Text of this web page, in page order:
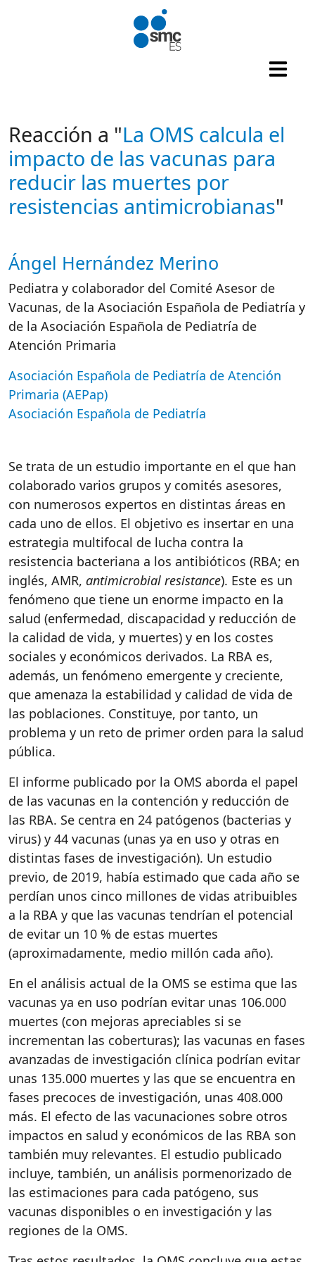
Pasar al contenido principal
Reacción a "La OMS calcula el
impacto de las vacunas para
reducir las muertes por
resistencias antimicrobianas"
Autor/es reacciones
Ángel Hernández Merino
Pediatra y colaborador del Comité Asesor de
Vacunas, de la Asociación Española de Pediatría y
de la Asociación Española de Pediatría de
Atención Primaria
Asociación Española de Pediatría de Atención
Primaria (AEPap)
Asociación Española de Pediatría
Se trata de un estudio importante en el que han
colaborado varios grupos y comités asesores,
con numerosos expertos en distintas áreas en
cada uno de ellos. El objetivo es insertar en una
estrategia multifocal de lucha contra la
resistencia bacteriana a los antibióticos (RBA; en
inglés, AMR, antimicrobial resistance). Este es un
fenómeno que tiene un enorme impacto en la
salud (enfermedad, discapacidad y reducción de
la calidad de vida, y muertes) y en los costes
sociales y económicos derivados. La RBA es,
además, un fenómeno emergente y creciente,
que amenaza la estabilidad y calidad de vida de
las poblaciones. Constituye, por tanto, un
problema y un reto de primer orden para la salud
pública.
El informe publicado por la OMS aborda el papel
de las vacunas en la contención y reducción de
las RBA. Se centra en 24 patógenos (bacterias y
virus) y 44 vacunas (unas ya en uso y otras en
distintas fases de investigación). Un estudio
previo, de 2019, había estimado que cada año se
perdían unos cinco millones de vidas atribuibles
a la RBA y que las vacunas tendrían el potencial
de evitar un 10 % de estas muertes
(aproximadamente, medio millón cada año).
En el análisis actual de la OMS se estima que las
vacunas ya en uso podrían evitar unas 106.000
muertes (con mejoras apreciables si se
incrementan las coberturas); las vacunas en fases
avanzadas de investigación clínica podrían evitar
unas 135.000 muertes y las que se encuentra en
fases precoces de investigación, unas 408.000
más. El efecto de las vacunaciones sobre otros
impactos en salud y económicos de las RBA son
también muy relevantes. El estudio publicado
incluye, también, un análisis pormenorizado de
las estimaciones para cada patógeno, sus
vacunas disponibles o en investigación y las
regiones de la OMS.